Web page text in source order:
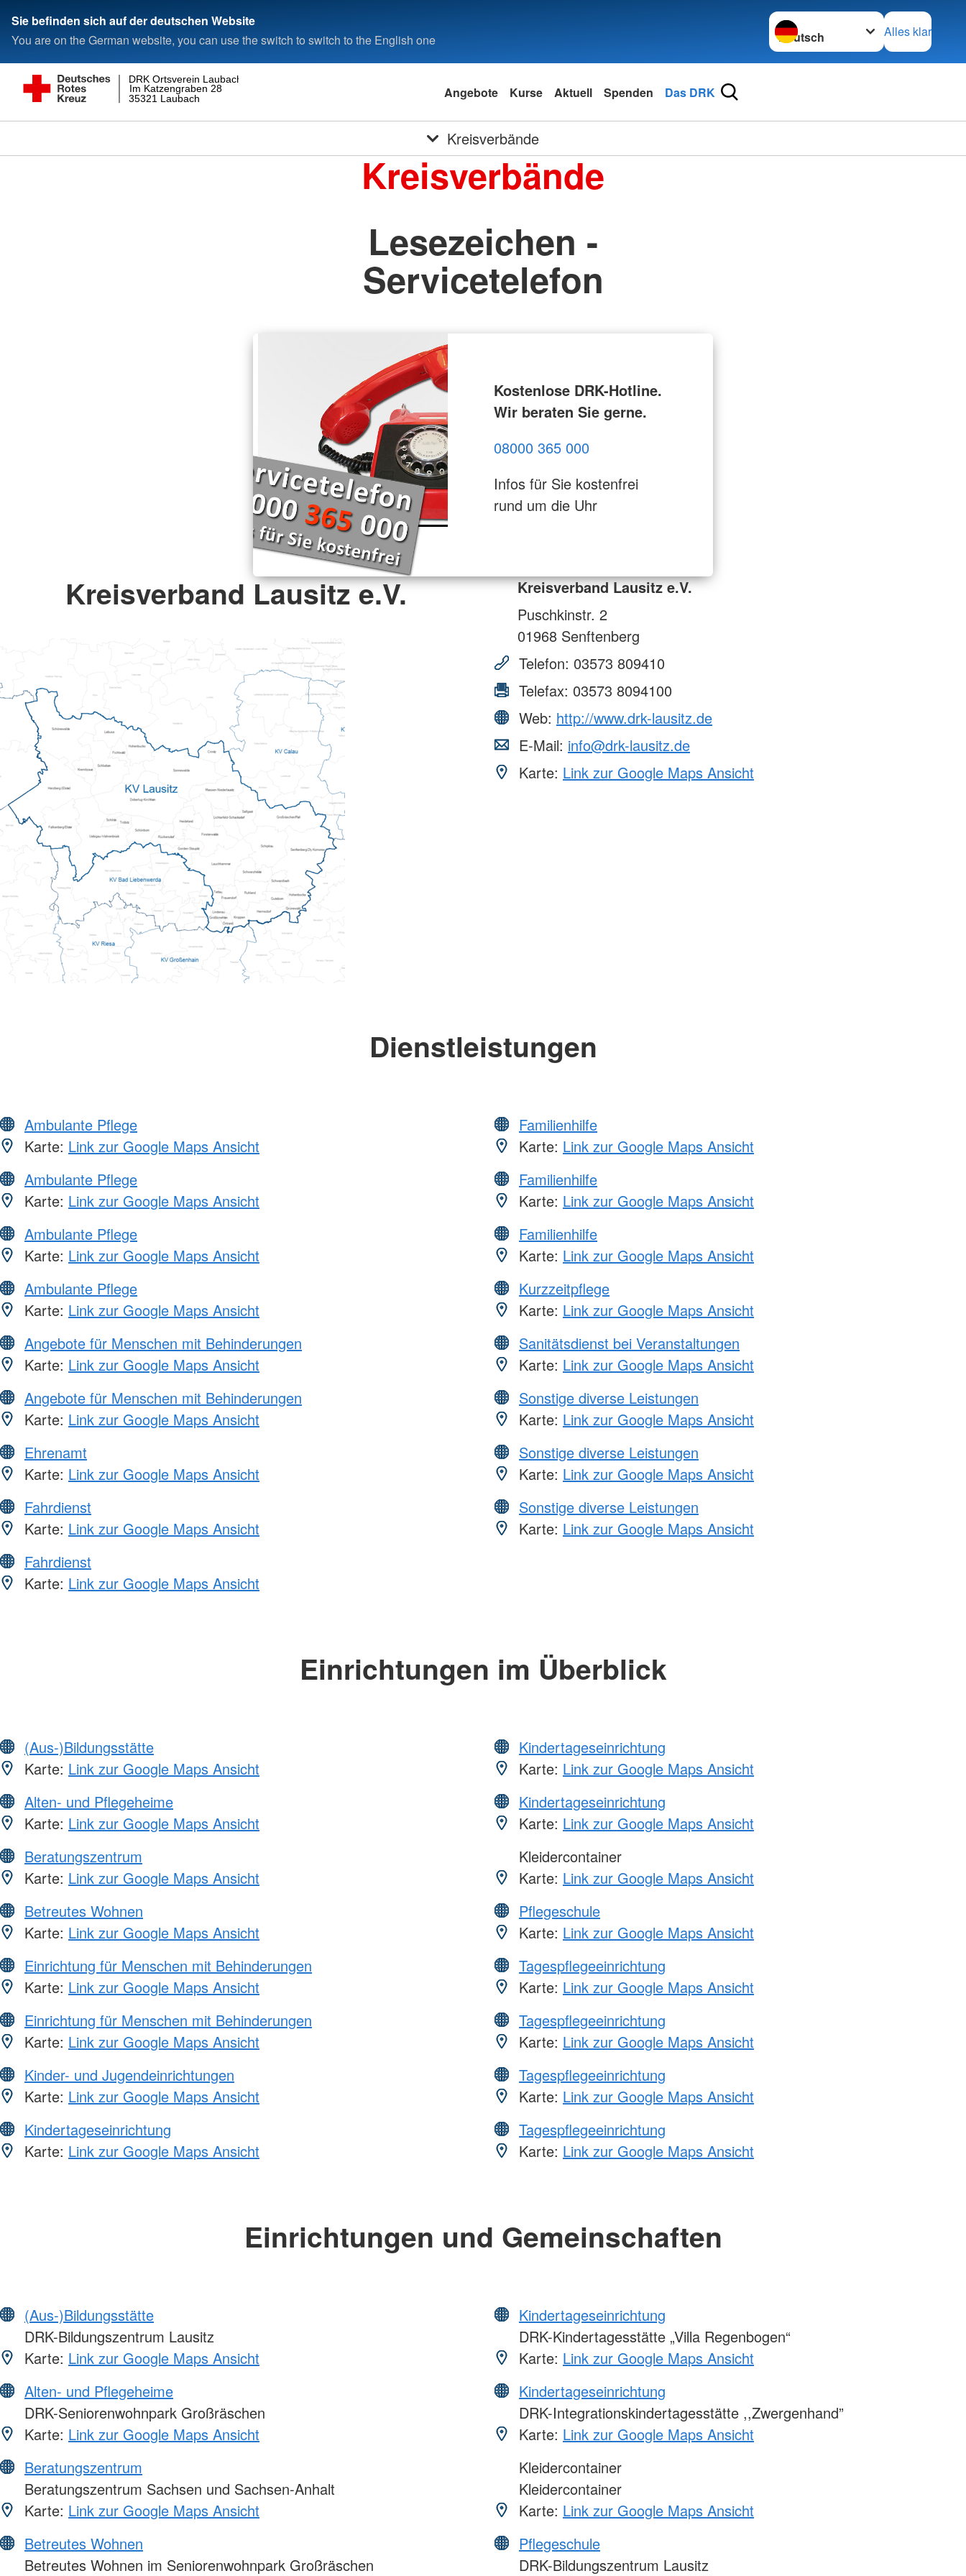
Sie befinden sich auf der deutschen Website
You are on the German website, you can use the switch to switch to the English one
Sprache wechseln zu
Alles klar
35321 Laubach
Im Katzengraben 28
DRK Ortsverein Laubach
Angebote Kurse Aktuell Spenden Das DRK
Kreisverbände
Kreisverbände
Lesezeichen -
Servicetelefon
Kostenlose DRK-Hotline.
Wir beraten Sie gerne.
08000 365 000
Infos für Sie kostenfrei
rund um die Uhr
Kreisverband Lausitz e.V.
Kreisverband Lausitz e.V.
Puschkinstr. 2
01968 Senftenberg
Telefon: 03573 809410
Telefax: 03573 8094100
Web: http://www.drk-lausitz.de
E-Mail: info@drk-lausitz.de
Karte: Link zur Google Maps Ansicht
Dienstleistungen
Ambulante Pflege
Karte: Link zur Google Maps Ansicht
Ambulante Pflege
Karte: Link zur Google Maps Ansicht
Ambulante Pflege
Karte: Link zur Google Maps Ansicht
Ambulante Pflege
Karte: Link zur Google Maps Ansicht
Angebote für Menschen mit Behinderungen
Karte: Link zur Google Maps Ansicht
Angebote für Menschen mit Behinderungen
Karte: Link zur Google Maps Ansicht
Ehrenamt
Karte: Link zur Google Maps Ansicht
Fahrdienst
Karte: Link zur Google Maps Ansicht
Fahrdienst
Karte: Link zur Google Maps Ansicht
Familienhilfe
Karte: Link zur Google Maps Ansicht
Familienhilfe
Karte: Link zur Google Maps Ansicht
Familienhilfe
Karte: Link zur Google Maps Ansicht
Kurzzeitpflege
Karte: Link zur Google Maps Ansicht
Sanitätsdienst bei Veranstaltungen
Karte: Link zur Google Maps Ansicht
Sonstige diverse Leistungen
Karte: Link zur Google Maps Ansicht
Sonstige diverse Leistungen
Karte: Link zur Google Maps Ansicht
Sonstige diverse Leistungen
Karte: Link zur Google Maps Ansicht
Einrichtungen im Überblick
(Aus-)Bildungsstätte
Karte: Link zur Google Maps Ansicht
Alten- und Pflegeheime
Karte: Link zur Google Maps Ansicht
Beratungszentrum
Karte: Link zur Google Maps Ansicht
Betreutes Wohnen
Karte: Link zur Google Maps Ansicht
Einrichtung für Menschen mit Behinderungen
Karte: Link zur Google Maps Ansicht
Einrichtung für Menschen mit Behinderungen
Karte: Link zur Google Maps Ansicht
Kinder- und Jugendeinrichtungen
Karte: Link zur Google Maps Ansicht
Kindertageseinrichtung
Karte: Link zur Google Maps Ansicht
Kindertageseinrichtung
Karte: Link zur Google Maps Ansicht
Kindertageseinrichtung
Karte: Link zur Google Maps Ansicht
Kleidercontainer
Karte: Link zur Google Maps Ansicht
Pflegeschule
Karte: Link zur Google Maps Ansicht
Tagespflegeeinrichtung
Karte: Link zur Google Maps Ansicht
Tagespflegeeinrichtung
Karte: Link zur Google Maps Ansicht
Tagespflegeeinrichtung
Karte: Link zur Google Maps Ansicht
Tagespflegeeinrichtung
Karte: Link zur Google Maps Ansicht
Einrichtungen und Gemeinschaften
(Aus-)Bildungsstätte
DRK-Bildungszentrum Lausitz
Karte: Link zur Google Maps Ansicht
Alten- und Pflegeheime
DRK-Seniorenwohnpark Großräschen
Karte: Link zur Google Maps Ansicht
Beratungszentrum
Beratungszentrum Sachsen und Sachsen-Anhalt
Karte: Link zur Google Maps Ansicht
Betreutes Wohnen
Betreutes Wohnen im Seniorenwohnpark Großräschen
Kindertageseinrichtung
DRK-Kindertagesstätte „Villa Regenbogen“
Karte: Link zur Google Maps Ansicht
Kindertageseinrichtung
DRK-Integrationskindertagesstätte ,,Zwergenhand”
Karte: Link zur Google Maps Ansicht
Kleidercontainer
Kleidercontainer
Karte: Link zur Google Maps Ansicht
Pflegeschule
DRK-Bildungszentrum Lausitz